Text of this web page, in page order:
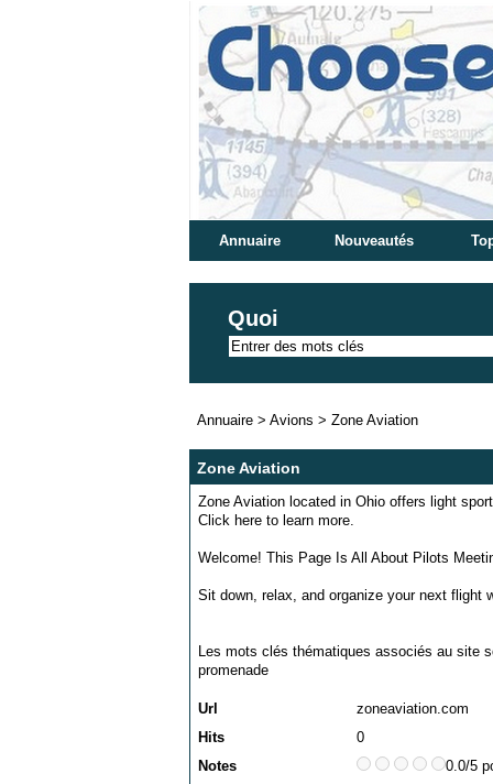
Annuaire Nouveautés
Quoi
Annuaire > Avions > Zone Aviation
Zone Aviation
Zone Aviation located in Ohio offers light
Click here to learn more.
Welcome! This Page Is All About Pilots
Sit down, relax, and organize your next flight
Les mots clés thématiques associés au site
promenade
Url
zoneaviation.com
Hits
0
Notes
0.0/5